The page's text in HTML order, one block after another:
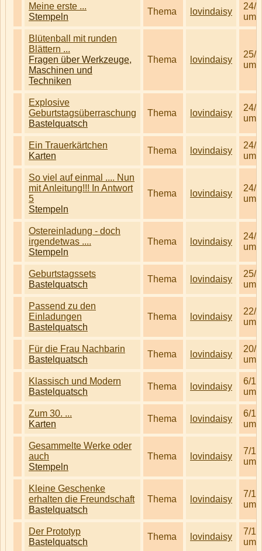
Meine erste ...
Stempeln
Thema lovindaisy
24/
um
Blütenball mit runden
Blättern ...
Fragen über Werkzeuge,
Maschinen und
Techniken
Thema lovindaisy
25/
um
Explosive
Geburtstagsüberraschung
Bastelquatsch
Thema lovindaisy
24/
um
Ein Trauerkärtchen
Karten
Thema lovindaisy
24/
um
So viel auf einmal .... Nun
mit Anleitung!!! In Antwort
5
Stempeln
Thema lovindaisy
24/
um
Ostereinladung - doch
irgendetwas ....
Stempeln
Thema lovindaisy
24/
um
Geburtstagssets
Bastelquatsch
Thema lovindaisy
25/
um
Passend zu den
Einladungen
Bastelquatsch
Thema lovindaisy
22/
um
Für die Frau Nachbarin
Bastelquatsch
Thema lovindaisy
20/
um
Klassisch und Modern
Bastelquatsch
Thema lovindaisy
6/
um
Zum 30. ...
Karten
Thema lovindaisy
6/
um
Gesammelte Werke oder
auch
Stempeln
Thema lovindaisy
7/
um
Kleine Geschenke
erhalten die Freundschaft
Bastelquatsch
Thema lovindaisy
7/
um
Der Prototyp
Bastelquatsch
Thema lovindaisy
7/
um